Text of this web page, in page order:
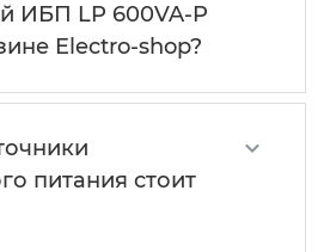
ИБП LP 600VA-P
Electro-shop?
питания стоит